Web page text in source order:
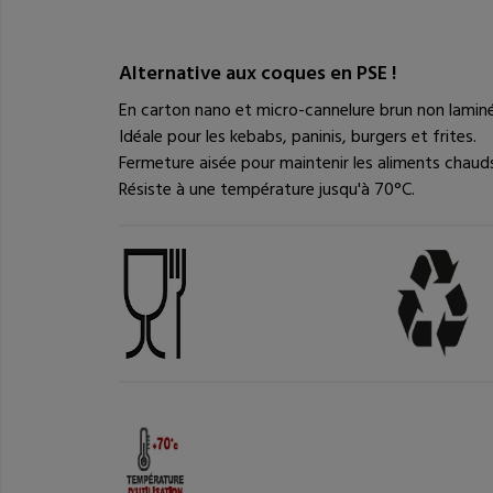
Alternative aux coques en PSE !
En carton nano et micro-cannelure brun non
Idéale pour les kebabs, paninis, burgers et frites.
Fermeture aisée pour maintenir les aliments
Résiste à une température jusqu'à 70°C.